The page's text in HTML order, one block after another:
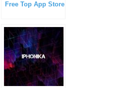
Free Top App Store